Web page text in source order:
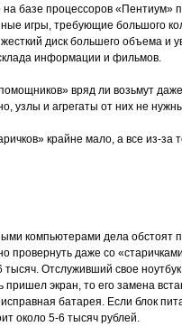
базе процессоров «Пентиум»
игры, требующие большого
диск большего объема и
информации и фильмов.
вряд ли возьмут
узлы и агрегаты от них не
крайне мало, а все из-за
компьютерами дела обстоят
провернуть даже со
Отслуживший свое ноутбук
экран, то его замена
батарея. Если блок
около 5-6 тысяч рублей.